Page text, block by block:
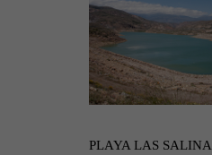
PLAYA LAS